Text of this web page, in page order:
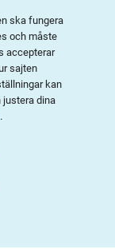
ska fungera
och måste
accepterar
sajten
kan
justera dina
.